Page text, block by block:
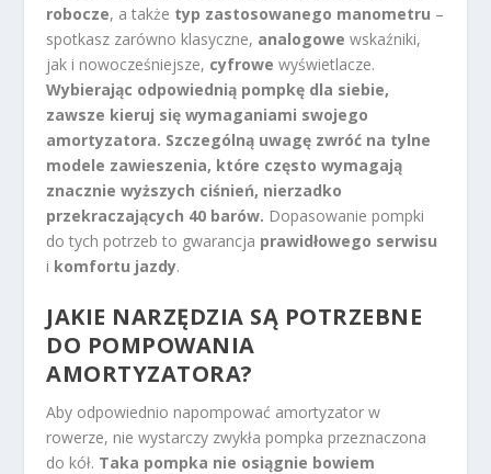
robocze, a także typ zastosowanego manometru –
spotkasz zarówno klasyczne, analogowe wskaźniki,
jak i nowocześniejsze, cyfrowe wyświetlacze.
Wybierając odpowiednią pompkę dla siebie,
zawsze kieruj się wymaganiami swojego
amortyzatora. Szczególną uwagę zwróć na tylne
modele zawieszenia, które często wymagają
znacznie wyższych ciśnień, nierzadko
przekraczających 40 barów. Dopasowanie pompki
do tych potrzeb to gwarancja prawidłowego serwisu
i komfortu jazdy.
JAKIE NARZĘDZIA SĄ POTRZEBNE
DO POMPOWANIA
AMORTYZATORA?
Aby odpowiednio napompować amortyzator w
rowerze, nie wystarczy zwykła pompka przeznaczona
do kół. Taka pompka nie osiągnie bowiem